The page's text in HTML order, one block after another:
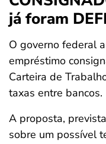
benefícios
crédito fácil
últimas notícias
ferramentas
já foram
O governo federal
empréstimo
Carteira de
taxas entre bancos.
A proposta,
sobre um possível